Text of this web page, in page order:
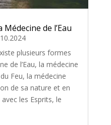
de l’Eau
plusieurs formes
de l’Eau, la médecine
Feu, la médecine
de sa nature et en
les Esprits, le